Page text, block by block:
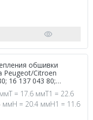
обшивки
Peugeot/Citroen
16 137 043 80;
1060849
= 17.6 ммT1 = 22.6
ммH = 20.4 ммH1 = 11.6